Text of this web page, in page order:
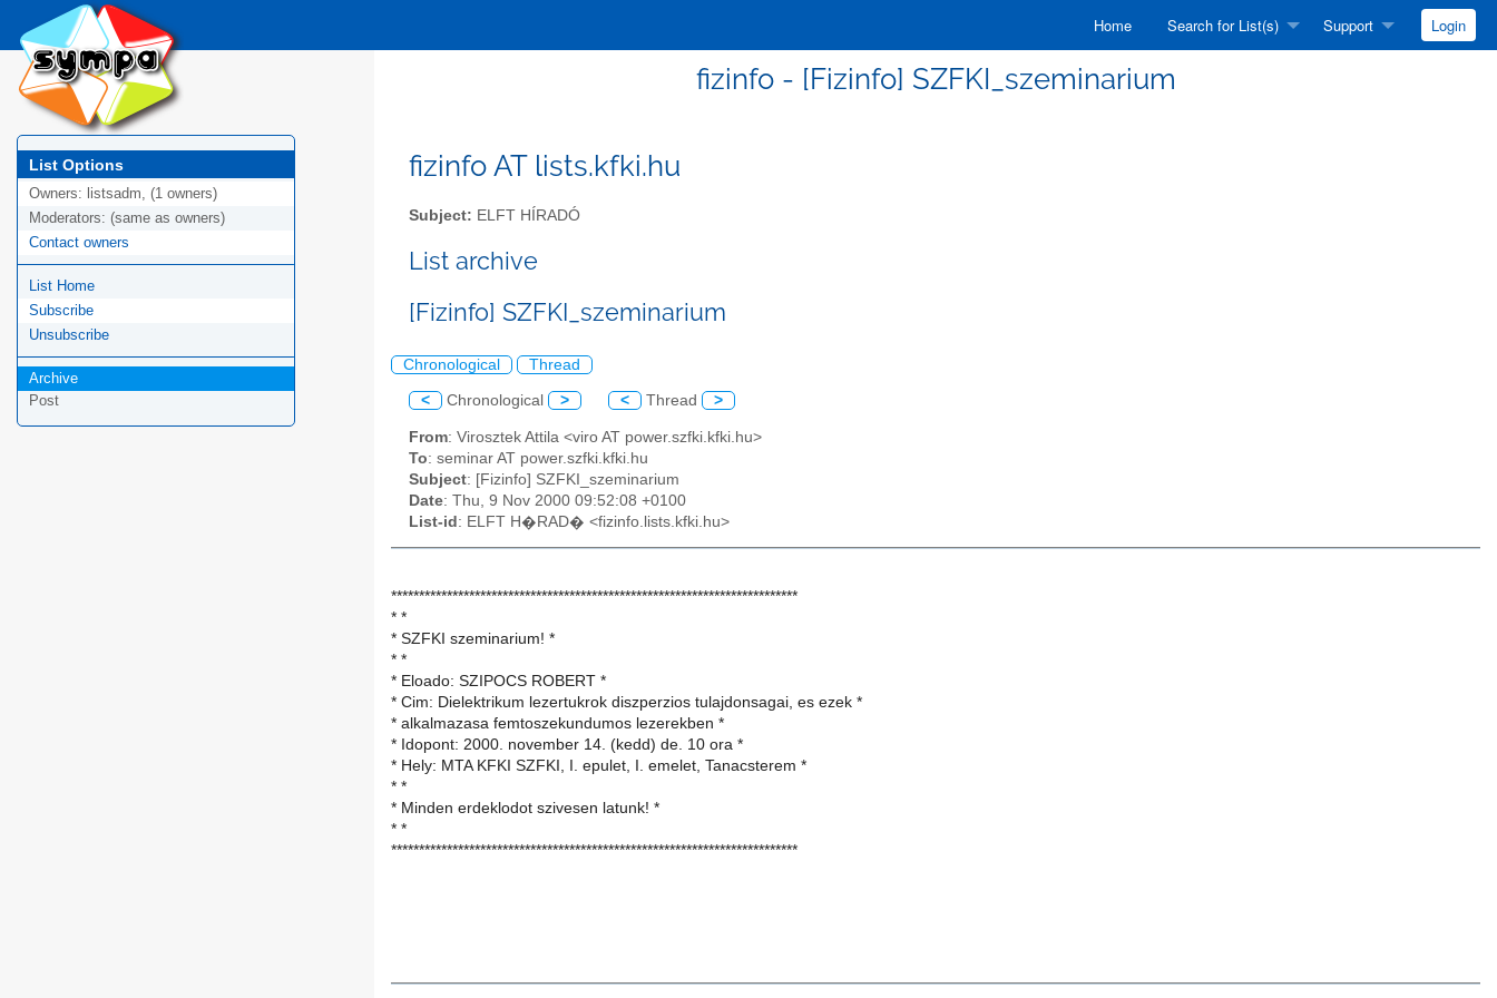
Home Search for List(s) Support Login
fizinfo - [Fizinfo] SZFKI_szeminarium
List Options
Owners: listsadm, (1 owners)
Moderators: (same as owners)
Contact owners
List Home
Subscribe
Unsubscribe
Archive
Post
fizinfo AT lists.kfki.hu
Subject: ELFT HÍRADÓ
List archive
[Fizinfo] SZFKI_szeminarium
Chronological Thread
< Chronological > < Thread >
From: Virosztek Attila <viro AT power.szfki.kfki.hu>
To: seminar AT power.szfki.kfki.hu
Subject: [Fizinfo] SZFKI_szeminarium
Date: Thu, 9 Nov 2000 09:52:08 +0100
List-id : ELFT H�RAD� <fizinfo.lists.kfki.hu>
*************************************************************************
* *
* SZFKI szeminarium! *
* *
* Eloado: SZIPOCS ROBERT *
* Cim: Dielektrikum lezertukrok diszperzios tulajdonsagai, es ezek *
* alkalmazasa femtoszekundumos lezerekben *
* Idopont: 2000. november 14. (kedd) de. 10 ora *
* Hely: MTA KFKI SZFKI, I. epulet, I. emelet, Tanacsterem *
* *
* Minden erdeklodot szivesen latunk! *
* *
*************************************************************************